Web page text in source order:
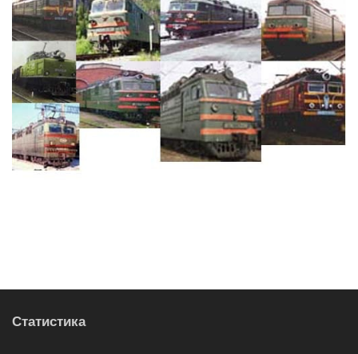
Статистика